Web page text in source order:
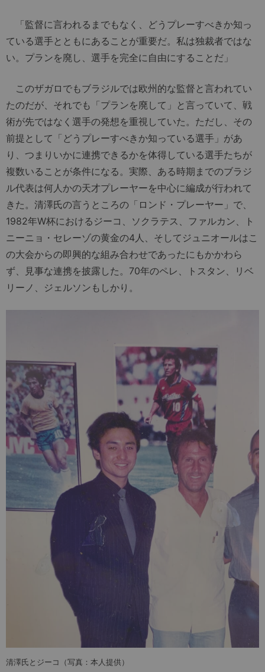
「監督に言われるまでもなく、どうプレーすべきか知っ
ている選手とともにあることが重要だ。私は独裁者ではな
い。プランを廃し、選手を完全に自由にすることだ」
このザガロでもブラジルでは欧州的な監督と言われてい
たのだが、それでも「プランを廃して」と言っていて、戦
術が先ではなく選手の発想を重視していた。ただし、その
前提として「どうプレーすべきか知っている選手」があ
り、つまりいかに連携できるかを体得している選手たちが
複数いることが条件になる。実際、ある時期までのブラジ
ル代表は何人かの天才プレーヤーを中心に編成が行われて
きた。清澤氏の言うところの「ロンド・プレーヤー」で、
1982年W杯におけるジーコ、ソクラテス、ファルカン、ト
ニーニョ・セレーゾの黄金の4人、そしてジュニオールはこ
の大会からの即興的な組み合わせであったにもかかわら
ず、見事な連携を披露した。70年のペレ、トスタン、リベ
リーノ、ジェルソンもしかり。
清澤氏とジーコ（写真：本人提供）